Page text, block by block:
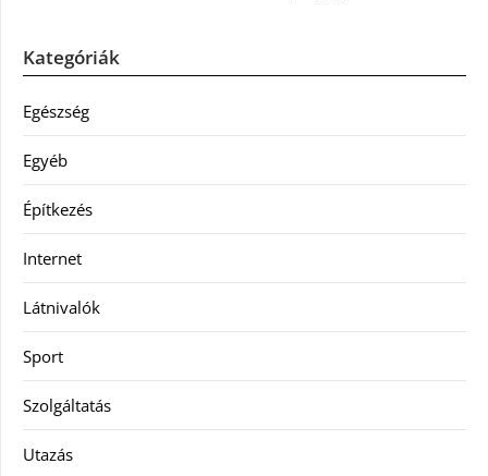
Kategóriák
Egészség
Egyéb
Építkezés
Internet
Látnivalók
Sport
Szolgáltatás
Utazás